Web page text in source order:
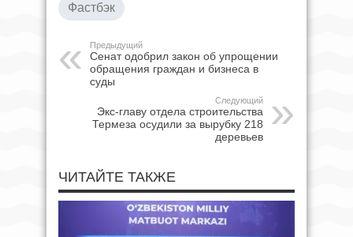
Фастбэк
Предыдущий
Сенат одобрил закон об упрощении
обращения граждан и бизнеса в
суды
Следующий
Экс-главу отдела строительства
Термеза осудили за вырубку 218
деревьев
ЧИТАЙТЕ ТАКЖЕ